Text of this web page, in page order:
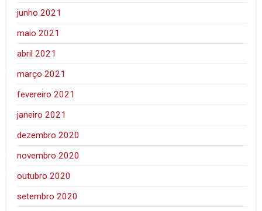
junho 2021
maio 2021
abril 2021
março 2021
fevereiro 2021
janeiro 2021
dezembro 2020
novembro 2020
outubro 2020
setembro 2020